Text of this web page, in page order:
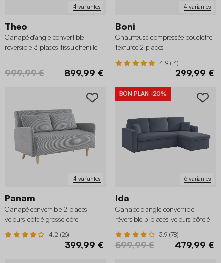
4 variantes
Theo
Canapé d'angle convertible
réversible 3 places tissu chenille
999,99 € 899,99 €
4 variantes
Boni
Chauffeuse compressée bouclette
texturée 2 places
4.9 (14)
299,99 €
4 variantes
Panam
Canapé convertible 2 places
velours côtelé grosse côte
4.2 (26)
399,99 €
6 variantes
BON PLAN -20%
Ida
Canapé d'angle convertible
réversible 3 places velours côtelé
3.9 (78)
599,99 € 479,99 €